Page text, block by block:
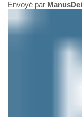
Envoyé par ManusDei